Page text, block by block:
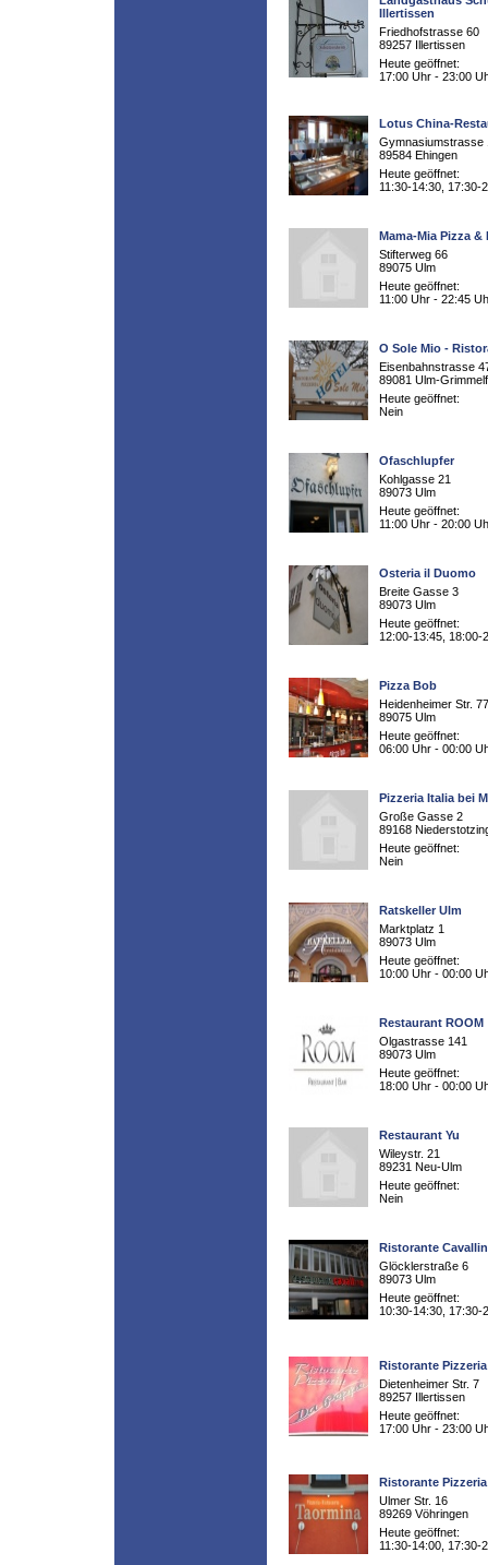
Illertissen
Friedhofstrasse 60
89257 Illertissen
Heute geöffnet:
17:00 Uhr - 23:00
Lotus China-
Gymnasiumstrasse
89584 Ehingen
Heute geöffnet:
11:30-14:30, 17:30-
Mama-Mia Pizza &
Stifterweg 66
89075 Ulm
Heute geöffnet:
11:00 Uhr - 22:45
O Sole Mio -
Eisenbahnstrasse
89081 Ulm-
Heute geöffnet:
Nein
Ofaschlupfer
Kohlgasse 21
89073 Ulm
Heute geöffnet:
11:00 Uhr - 20:00
Osteria il Duomo
Breite Gasse 3
89073 Ulm
Heute geöffnet:
12:00-13:45, 18:00-
Pizza Bob
Heidenheimer Str. 77
89075 Ulm
Heute geöffnet:
06:00 Uhr - 00:00
Pizzeria Italia bei
Große Gasse 2
89168
Heute geöffnet:
Nein
Ratskeller Ulm
Marktplatz 1
89073 Ulm
Heute geöffnet:
10:00 Uhr - 00:00
Restaurant ROOM
Olgastrasse 141
89073 Ulm
Heute geöffnet:
18:00 Uhr - 00:00
Restaurant Yu
Wileystr. 21
89231 Neu-Ulm
Heute geöffnet:
Nein
Ristorante
Glöcklerstraße 6
89073 Ulm
Heute geöffnet:
10:30-14:30, 17:30-
Ristorante
Dietenheimer Str. 7
89257 Illertissen
Heute geöffnet:
17:00 Uhr - 23:00
Ristorante
Ulmer Str. 16
89269 Vöhringen
Heute geöffnet:
11:30-14:00, 17:30-